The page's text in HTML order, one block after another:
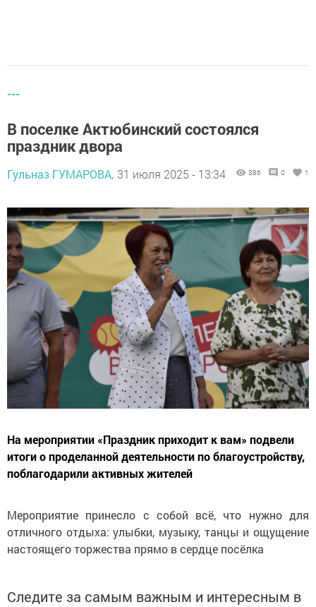
---
В поселке Актюбинский состоялся
праздник двора
Гульназ ГУМАРОВА, 31 июля 2025 - 13:34 386 0 1
На мероприятии «Праздник приходит к вам» подвели
итоги о проделанной деятельности по благоустройству,
поблагодарили активных жителей
Мероприятие принесло с собой всё, что нужно для
отличного отдыха: улыбки, музыку, танцы и ощущение
настоящего торжества прямо в сердце посёлка
Следите за самым важным и интересным в